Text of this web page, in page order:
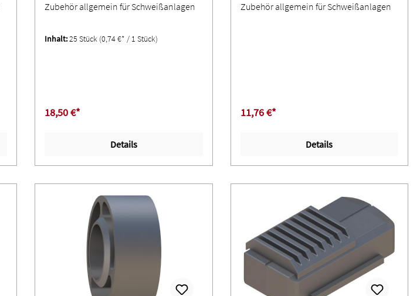
Zubehör allgemein für Schweißanlagen
Inhalt:25 Stück (0,74 €* / 1 Stück)
18,50 €*
Details
Zubehör allgemein für Schweißanlagen
11,76 €*
Details